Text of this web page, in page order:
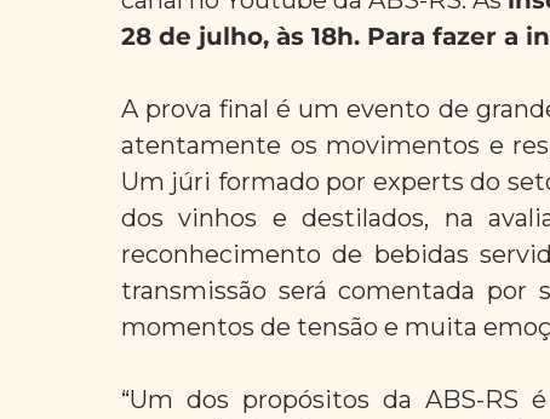
28 de julho, às 18h. Para fazer a
A prova final é um evento de
atentamente os movimentos e
Um júri formado por experts do
dos vinhos e destilados, na
reconhecimento de bebidas
transmissão será comentada por
momentos de tensão e muita
“Um dos propósitos da ABS-RS